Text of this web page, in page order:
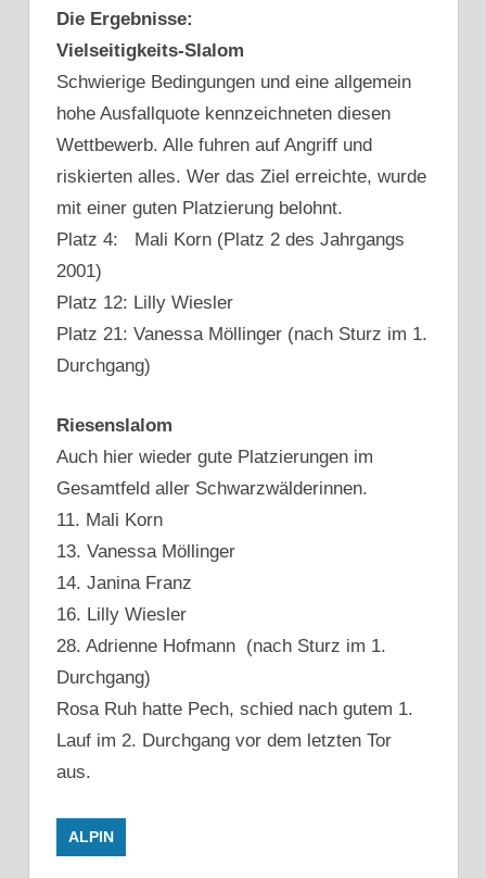
Die Ergebnisse:
Vielseitigkeits-Slalom
Schwierige Bedingungen und eine allgemein
hohe Ausfallquote kennzeichneten diesen
Wettbewerb. Alle fuhren auf Angriff und
riskierten alles. Wer das Ziel erreichte, wurde
mit einer guten Platzierung belohnt.
Platz 4: Mali Korn (Platz 2 des Jahrgangs
2001)
Platz 12: Lilly Wiesler
Platz 21: Vanessa Möllinger (nach Sturz im 1.
Durchgang)
Riesenslalom
Auch hier wieder gute Platzierungen im
Gesamtfeld aller Schwarzwälderinnen.
11. Mali Korn
13. Vanessa Möllinger
14. Janina Franz
16. Lilly Wiesler
28. Adrienne Hofmann (nach Sturz im 1.
Durchgang)
Rosa Ruh hatte Pech, schied nach gutem 1.
Lauf im 2. Durchgang vor dem letzten Tor
aus.
ALPIN